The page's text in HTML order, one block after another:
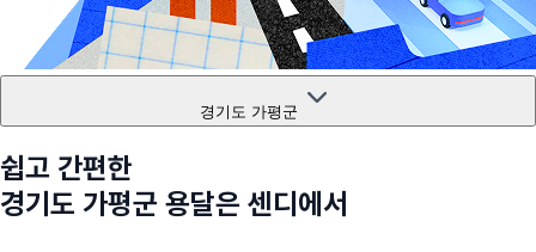
경기도 가평군
쉽고 간편한
경기도 가평군 용달은 센디에서